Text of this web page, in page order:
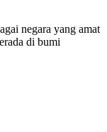
negara yang amat
di bumi